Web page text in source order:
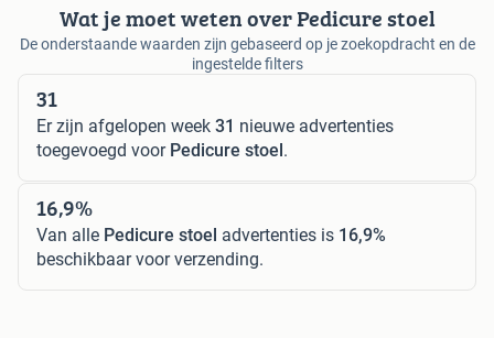
Wat je moet weten over Pedicure stoel
De onderstaande waarden zijn gebaseerd op je zoekopdracht en de
ingestelde filters
31
Er zijn afgelopen week 31 nieuwe advertenties
toegevoegd voor Pedicure stoel.
16,9%
Van alle Pedicure stoel advertenties is 16,9%
beschikbaar voor verzending.